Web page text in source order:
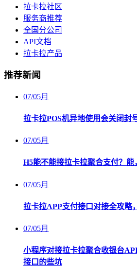
拉卡拉社区
服务商推荐
全国分公司
API文档
拉卡拉产品
推荐新闻
07/05月
拉卡拉POS机异地使用会关闭封
07/05月
H5能不能接拉卡拉聚合支付？
07/05月
拉卡拉APP支付接口对接全攻略
07/05月
小程序对接拉卡拉聚合收银台
接口的些坑